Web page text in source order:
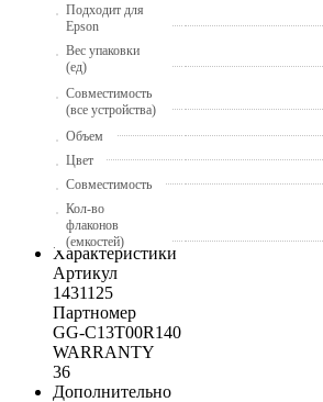
Подходит для
Epson
Вес упаковки
(ед)
Совместимость
(все устройства)
Объем
Цвет
Совместимость
Кол-во
флаконов
(емкостей)
Характеристики
Артикул
1431125
Партномер
GG-C13T00R140
WARRANTY
36
Дополнительно